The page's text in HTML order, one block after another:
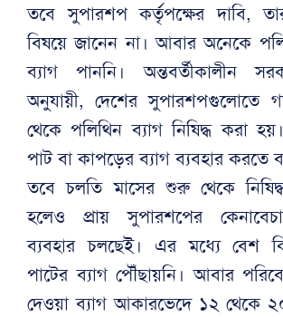
তবে সুপারশপ কর্তৃপক্ষের দাবি,
বিষয়ে জানেন না। আবার অনেকে
ব্যাগ পাননি। অন্তবর্তীকালীন
অনুযায়ী, দেশের সুপারশপগুলোতে
থেকে পলিথিন ব্যাগ নিষিদ্ধ করা
পাট বা কাপড়ের ব্যাগ ব্যবহার করতে
তবে চলতি মাসের শুরু থেকে
হলেও প্রায় সুপারশপের
ব্যবহার চলছেই। এর মধ্যে বেশ
পাটের ব্যাগ পৌঁছায়নি। আবার
দেওয়া ব্যাগ আকারভেদে ১২ থেকে